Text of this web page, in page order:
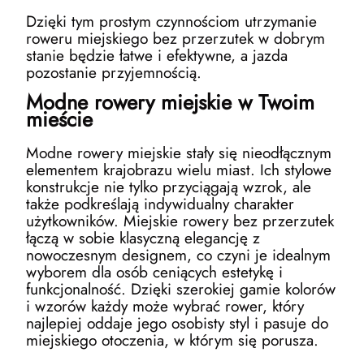
Dzięki tym prostym czynnościom utrzymanie
roweru miejskiego bez przerzutek w dobrym
stanie będzie łatwe i efektywne, a jazda
pozostanie przyjemnością.
Modne rowery miejskie w Twoim
mieście
Modne rowery miejskie stały się nieodłącznym
elementem krajobrazu wielu miast. Ich stylowe
konstrukcje nie tylko przyciągają wzrok, ale
także podkreślają indywidualny charakter
użytkowników. Miejskie rowery bez przerzutek
łączą w sobie klasyczną elegancję z
nowoczesnym designem, co czyni je idealnym
wyborem dla osób ceniących estetykę i
funkcjonalność. Dzięki szerokiej gamie kolorów
i wzorów każdy może wybrać rower, który
najlepiej oddaje jego osobisty styl i pasuje do
miejskiego otoczenia, w którym się porusza.